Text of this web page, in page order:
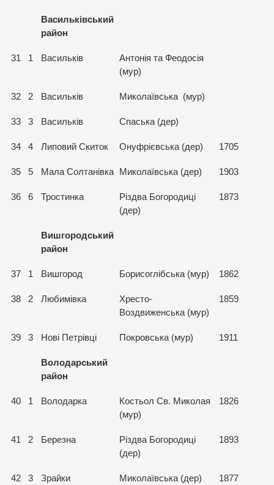
Васильківський
район
31 1 Васильків
Антонія та Феодосія
(мур)
32 2 Васильків Миколаївська (мур)
33 3 Васильків Спаська (дер)
34 4 Липовий Скиток Онуфрієвська (дер) 1705
35 5 Мала Солтанівка Миколаївська (дер) 1903
36 6 Тростинка
Різдва Богородиці
(дер)
1873
Вишгородський
район
37 1 Вишгород Борисоглібська (мур) 1862
38 2 Любимівка
Хресто-
Воздвиженська (мур)
1859
39 3 Нові Петрівці Покровська (мур) 1911
Володарський
район
40 1 Володарка
Костьол Св. Миколая
(мур)
1826
41 2 Березна
Різдва Богородиці
(дер)
1893
42 3 Зрайки Миколаївська (дер) 1877